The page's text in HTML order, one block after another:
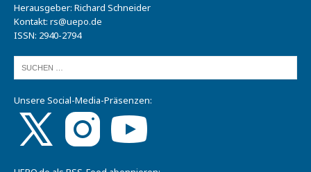
Herausgeber: Richard Schneider
Kontakt: rs@uepo.de
ISSN: 2940-2794
Unsere Social-Media-Präsenzen: